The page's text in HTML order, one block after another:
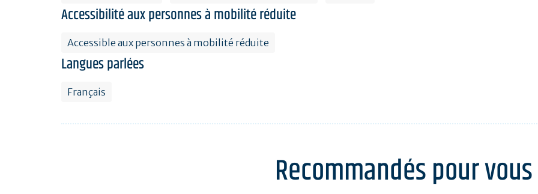
Accessibilité aux personnes à mobilité réduite
Accessible aux personnes à mobilité réduite
Langues parlées
Français
Recommandés pour vous